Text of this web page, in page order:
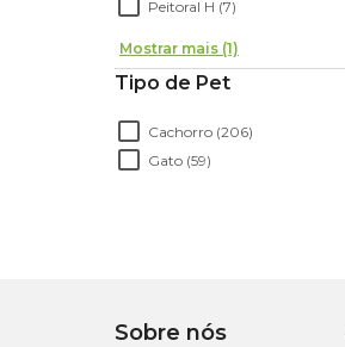
Peitoral H (7)
Mostrar mais (1)
Tipo de Pet
Cachorro (206)
Gato (59)
Sobre nós